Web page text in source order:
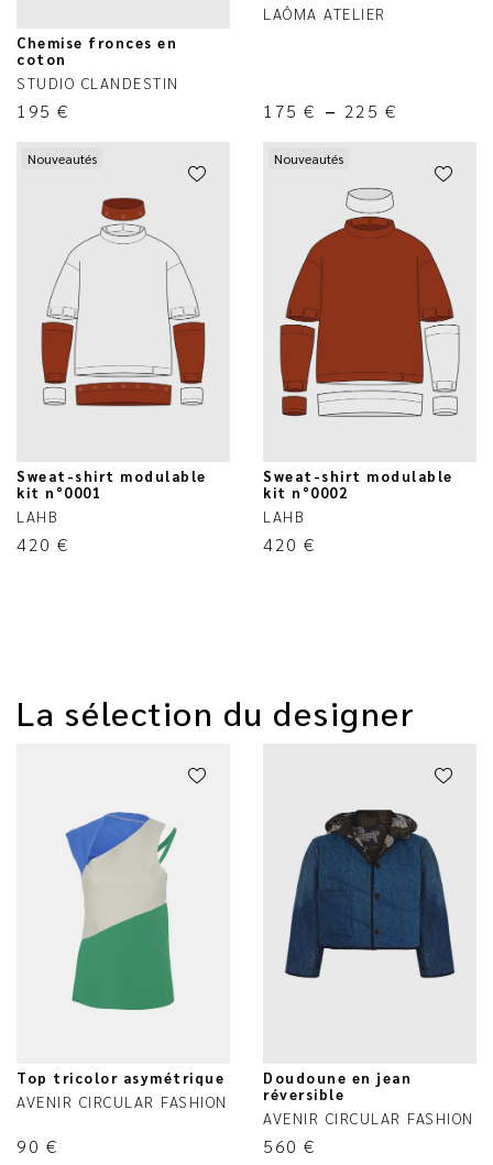
Chemise fronces en
coton
STUDIO CLANDESTIN
195 €
LAÔMA ATELIER
175 € – 225 €
Nouveautés
Sweat-shirt modulable
kit n°0001
LAHB
420 €
Nouveautés
Sweat-shirt modulable
kit n°0002
LAHB
420 €
La sélection du designer
Top tricolor asymétrique
AVENIR CIRCULAR FASHION
90 €
Doudoune en jean
réversible
AVENIR CIRCULAR FASHION
560 €